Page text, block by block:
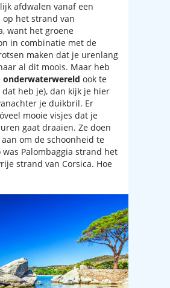
afdwalen vanaf een
het strand van
want het groene
in combinatie met de
maken dat je urenlang
al dit moois. Maar heb
onderwaterwereld ook te
dat heb je), dan kijk je hier
je duikbril. Er
mooie visjes dat je
gaat draaien. Ze doen
om de schoonheid te
was Palombaggia strand het
strand van Corsica. Hoe